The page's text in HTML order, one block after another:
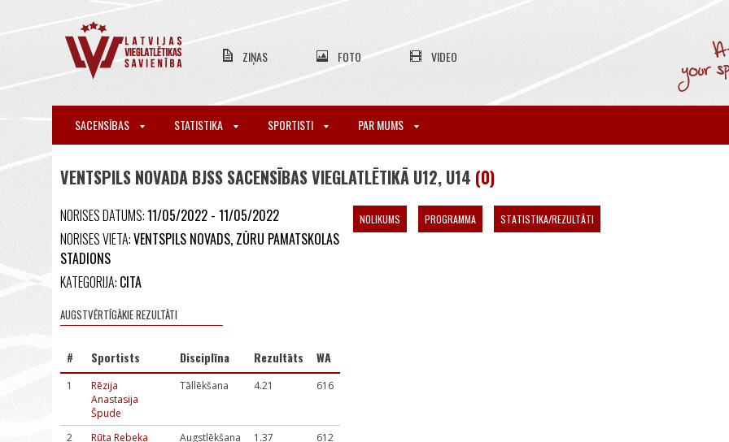
ZIŅAS FOTO VIDEO
SACENSĪBAS STATISTIKA SPORTISTI PAR MUMS
VENTSPILS NOVADA BJSS SACENSĪBAS VIEGLATLĒTIKĀ U12, U14 (0)
NORISES DATUMS:11/05/2022 - 11/05/2022
NORISES VIETA:VENTSPILS NOVADS, ZŪRU PAMATSKOLAS
STADIONS
KATEGORIJA: CITA
AUGSTVĒRTĪGĀKIE REZULTĀTI
# Sportists Disciplīna Rezultāts WA
1
Rēzija
Anastasija
Špude
Tāllēkšana 4.21 616
2
Rūta Rebeka
Augstlēkšana 1.37 612
NOLIKUMS PROGRAMMA STATISTIKA/REZULTĀTI